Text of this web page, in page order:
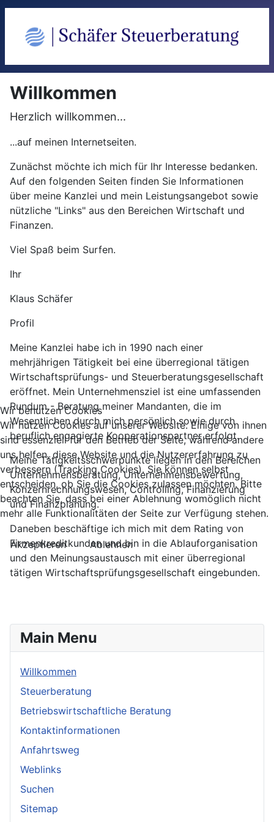
Main Menu
Willkommen
Steuerberatung
Betriebswirtschaftliche Beratung
Kontaktinformationen
Anfahrtsweg
Weblinks
Suchen
Sitemap
Willkommen
Herzlich willkommen...
...auf meinen Internetseiten.
Zunächst möchte ich mich für Ihr Interesse bedanken.
Auf den folgenden Seiten finden Sie Informationen
über meine Kanzlei und mein Leistungsangebot sowie
nützliche "Links" aus den Bereichen Wirtschaft und
Finanzen.
Viel Spaß beim Surfen.
Ihr
Klaus Schäfer
Profil
Meine Kanzlei habe ich in 1990 nach einer
mehrjährigen Tätigkeit bei eine überregional tätigen
Wirtschaftsprüfungs- und Steuerberatungsgesellschaft
eröffnet. Mein Unternehmensziel ist eine umfassenden
Rundum - Beratung meiner Mandanten, die im
Wesentlichen durch mich persönlich sowie durch
beruflich engagierte Kooperationspartner erfolgt.
Meine Tätigkeitsschwerpunkte liegen in den Bereichen
Unternehmensberatung, Unternehmensbewertung,
Konzernrechnungswesen, Controlling, Finanzierung
und Finanzplanung.
Daneben beschäftige ich mich mit dem Rating von
Firmenkreditkunden und bin in die Ablauforganisation
und den Meinungsaustausch mit einer überregional
tätigen Wirtschaftsprüfungsgesellschaft eingebunden.
Wir benutzen Cookies
Wir nutzen Cookies auf unserer Website. Einige von ihnen
sind essenziell für den Betrieb der Seite, während andere
uns helfen, diese Website und die Nutzererfahrung zu
verbessern (Tracking Cookies). Sie können selbst
entscheiden, ob Sie die Cookies zulassen möchten. Bitte
beachten Sie, dass bei einer Ablehnung womöglich nicht
mehr alle Funktionalitäten der Seite zur Verfügung stehen.
Akzeptieren Ablehnen